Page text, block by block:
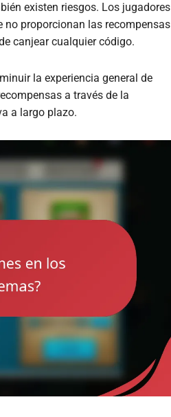
existen riesgos. Los jugadores
proporcionan las recompensas
canjear cualquier código.
la experiencia general de
a través de la
a largo plazo.